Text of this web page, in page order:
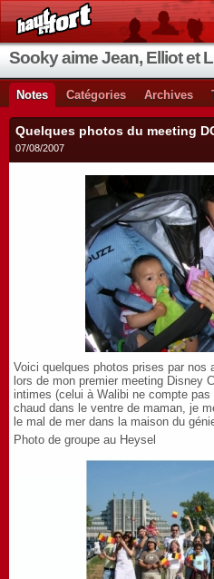
Notes Catégories Archives
Quelques photos du meeting
07/08/2007
Voici quelques photos prises par
lors de mon premier meeting Disney
intimes (celui à Walibi ne compte
chaud dans le ventre de maman, je
le mal de mer dans la maison du
Photo de groupe au Heysel